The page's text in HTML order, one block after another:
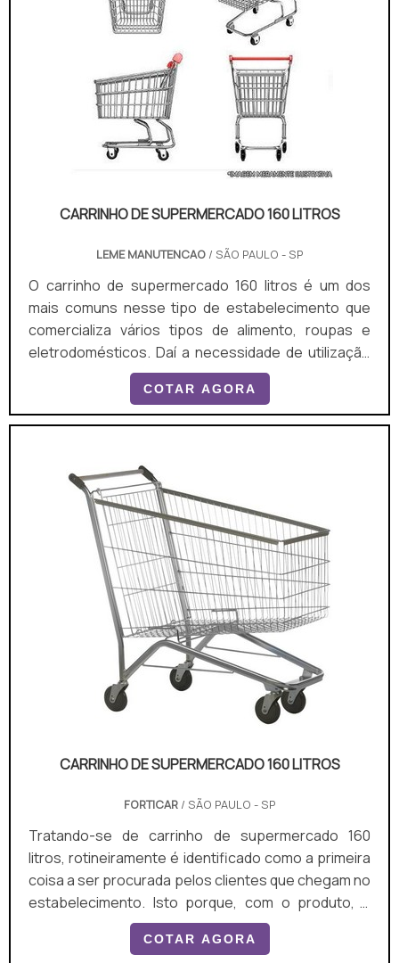
CARRINHO DE SUPERMERCADO 160 LITROS
LEME MANUTENCAO / SÃO PAULO - SP
O carrinho de supermercado 160 litros é um dos
mais comuns nesse tipo de estabelecimento que
comercializa vários tipos de alimento, roupas e
eletrodomésticos. Daí a necessidade de utilização
do recurso, que conta com estrutura apropriada
para o transporte dos itens e evita perdas. Trata-se
de um produto prático e composto por: 4 rodinhas
o carrinho pelos departamentos da loja; Uma alça...
COTAR AGORA
CARRINHO DE SUPERMERCADO 160 LITROS
FORTICAR / SÃO PAULO - SP
Tratando-se de carrinho de supermercado 160
litros, rotineiramente é identificado como a primeira
coisa a ser procurada pelos clientes que chegam no
estabelecimento. Isto porque, com o produto, a
armazenagem e a locomoção dos itens fica muito
mais prática e ágil.O PRODUTO OFERECE DIVERSAS
COTAR AGORA